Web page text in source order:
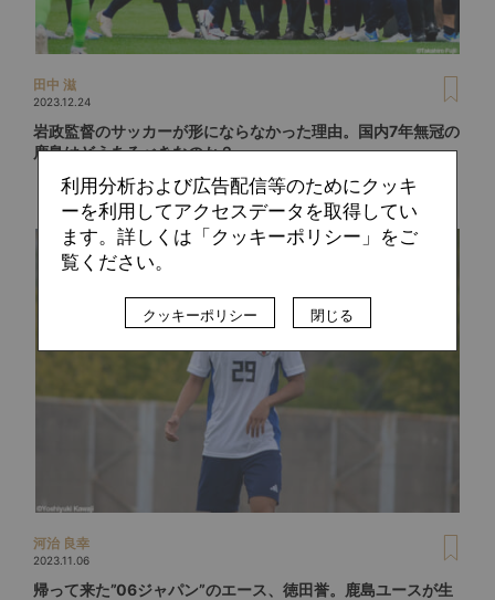
田中 滋
2023.12.24
岩政監督のサッカーが形にならなかった理由。国内7年無冠の
鹿島はどうあるべきなのか？
河治 良幸
2023.11.06
帰って来た”06ジャパン”のエース、徳田誉。鹿島ユースが生
利用分析および広告配信等のためにクッキ
ーを利用してアクセスデータを取得してい
ます。詳しくは「クッキーポリシー」をご
覧ください。
クッキーポリシー 閉じる